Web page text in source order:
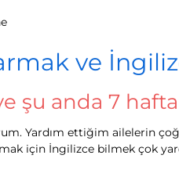
ve
şu anda 7
Yardım ettiğim ailelerin
için İngilizce bilmek çok